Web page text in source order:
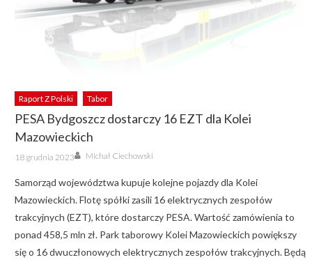
Raport Z Polski Tabor
PESA Bydgoszcz dostarczy 16 EZT dla Kolei
Mazowieckich
Posted
on
18 grudnia 2023 Author
Michał Ciechowski
Samorząd województwa kupuje kolejne pojazdy dla Kolei
Mazowieckich. Flotę spółki zasili 16 elektrycznych zespołów
trakcyjnych (EZT), które dostarczy PESA. Wartość zamówienia to
ponad 458,5 mln zł. Park taborowy Kolei Mazowieckich powiększy
się o 16 dwuczłonowych elektrycznych zespołów trakcyjnych. Będą